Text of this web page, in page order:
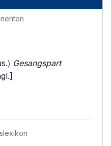
Gesangspart